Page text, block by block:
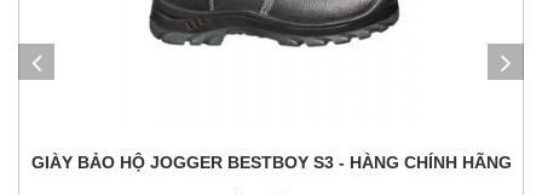
GIÀY BẢO HỘ JOGGER BESTBOY S3 - HÀNG CHÍNH HÃNG